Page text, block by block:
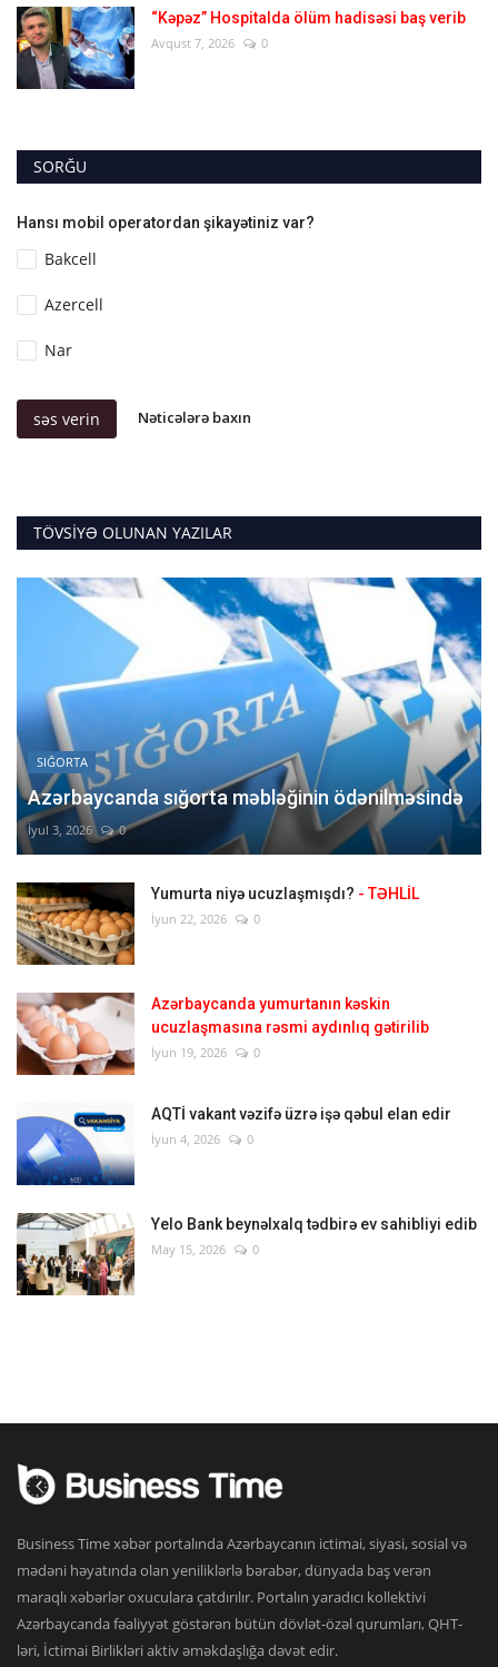
“Kəpəz” Hospitalda ölüm hadisəsi baş verib
Avqust 7, 2026 0
SORĞU
Hansı mobil operatordan şikayətiniz var?
Bakcell
Azercell
Nar
səs verin Nəticələrə baxın
TÖVSIYƏ OLUNAN YAZILAR
SIĞORTA
Azərbaycanda sığorta məbləğinin ödənilməsində
İyul 3, 2026 0
Yumurta niyə ucuzlaşmışdı? - TƏHLİL
İyun 22, 2026 0
Azərbaycanda yumurtanın kəskin
ucuzlaşmasına rəsmi aydınlıq gətirilib
İyun 19, 2026 0
AQTİ vakant vəzifə üzrə işə qəbul elan edir
İyun 4, 2026 0
Yelo Bank beynəlxalq tədbirə ev sahibliyi edib
May 15, 2026 0
Business Time xəbər portalında Azərbaycanın ictimai, siyasi, sosial və
mədəni həyatında olan yeniliklərlə bərabər, dünyada baş verən
maraqlı xəbərlər oxuculara çatdırılır. Portalın yaradıcı kollektivi
Azərbaycanda fəaliyyət göstərən bütün dövlət-özəl qurumları, QHT-
ləri, İctimai Birlikləri aktiv əməkdaşlığa dəvət edir.